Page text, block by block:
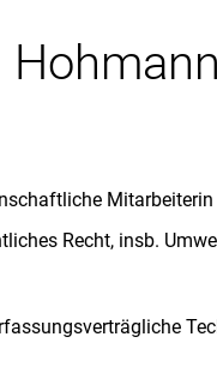
Mitarbeiterin
Recht, insb.